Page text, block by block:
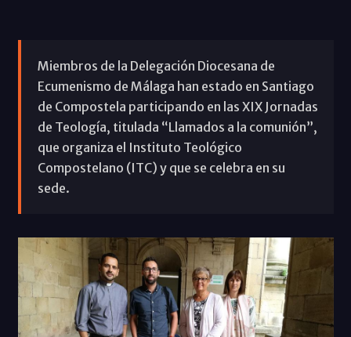
Miembros de la Delegación Diocesana de
Ecumenismo de Málaga han estado en Santiago
de Compostela participando en las XIX Jornadas
de Teología, titulada “Llamados a la comunión”,
que organiza el Instituto Teológico
Compostelano (ITC) y que se celebra en su
sede.